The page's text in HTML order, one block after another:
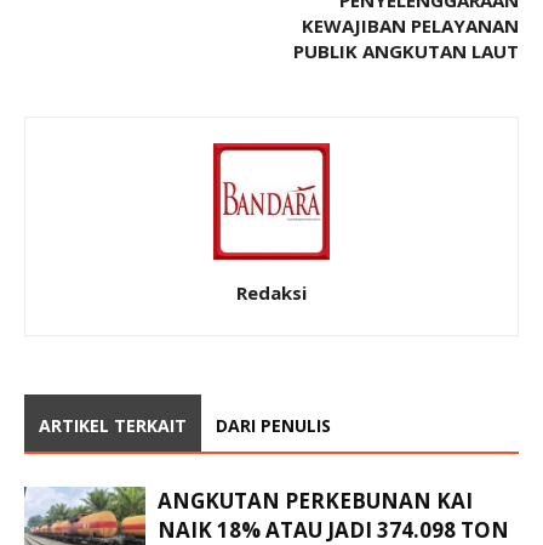
KEWAJIBAN PELAYANAN
PUBLIK ANGKUTAN LAUT
Redaksi
ARTIKEL TERKAIT DARI PENULIS
ANGKUTAN PERKEBUNAN KAI
NAIK 18% ATAU JADI 374.098 TON